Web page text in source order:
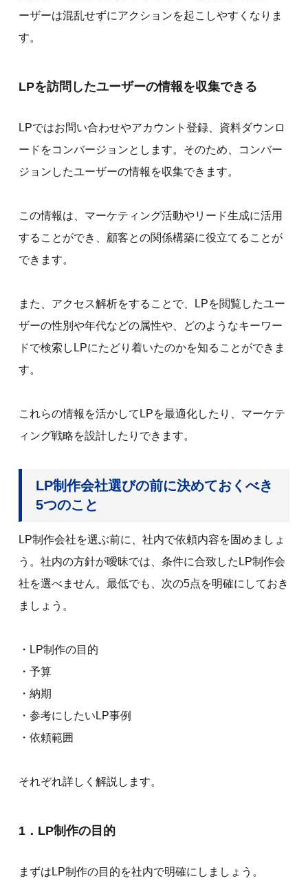
ーザーは混乱せずにアクションを起こしやすくなりま
す。
LPを訪問したユーザーの情報を収集できる
LPではお問い合わせやアカウント登録、資料ダウンロ
ードをコンバージョンとします。そのため、コンバー
ジョンしたユーザーの情報を収集できます。
この情報は、マーケティング活動やリード生成に活用
することができ、顧客との関係構築に役立てることが
できます。
また、アクセス解析をすることで、LPを閲覧したユー
ザーの性別や年代などの属性や、どのようなキーワー
ドで検索しLPにたどり着いたのかを知ることができま
す。
これらの情報を活かしてLPを最適化したり、マーケテ
ィング戦略を設計したりできます。
LP制作会社選びの前に決めておくべき
5つのこと
LP制作会社を選ぶ前に、社内で依頼内容を固めましょ
う。社内の方針が曖昧では、条件に合致したLP制作会
社を選べません。最低でも、次の5点を明確にしておき
ましょう。
・LP制作の目的
・予算
・納期
・参考にしたいLP事例
・依頼範囲
それぞれ詳しく解説します。
1．LP制作の目的
まずはLP制作の目的を社内で明確にしましょう。